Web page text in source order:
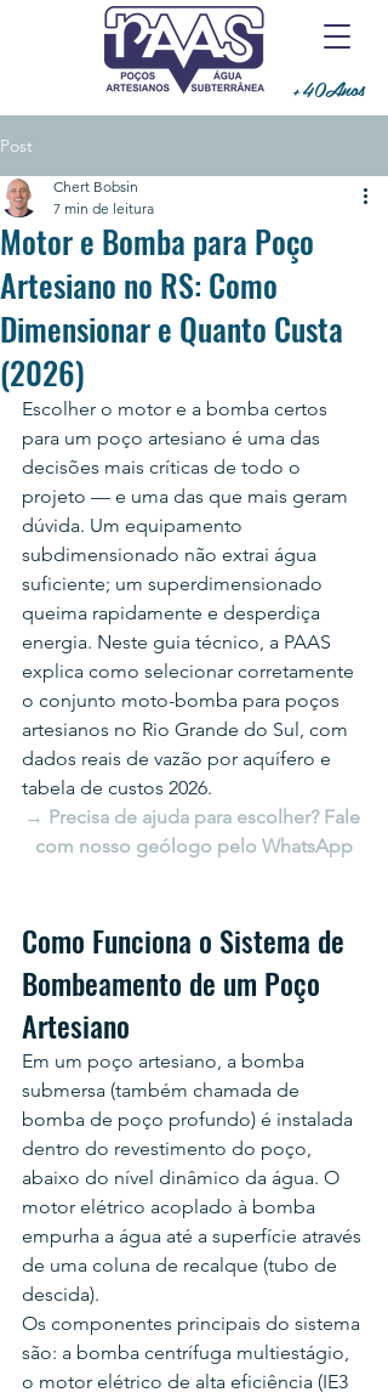
+40Anos
Post
Motor e Bomba para Poço
Artesiano no RS: Como
Dimensionar e Quanto Custa
(2026)
Chert Bobsin
7 min de leitura
Escolher o motor e a bomba certos
para um poço artesiano é uma das
decisões mais críticas de todo o
projeto — e uma das que mais geram
dúvida. Um equipamento
subdimensionado não extrai água
suficiente; um superdimensionado
queima rapidamente e desperdiça
energia. Neste guia técnico, a PAAS
explica como selecionar corretamente
o conjunto moto-bomba para poços
artesianos no Rio Grande do Sul, com
dados reais de vazão por aquífero e
tabela de custos 2026.
→ Precisa de ajuda para escolher? Fale
com nosso geólogo pelo WhatsApp
Como Funciona o Sistema de
Bombeamento de um Poço
Artesiano
Em um poço artesiano, a bomba
submersa (também chamada de
bomba de poço profundo) é instalada
dentro do revestimento do poço,
abaixo do nível dinâmico da água. O
motor elétrico acoplado à bomba
empurha a água até a superfície através
de uma coluna de recalque (tubo de
descida).
Os componentes principais do sistema
são: a bomba centrífuga multiestágio,
o motor elétrico de alta eficiência (IE3